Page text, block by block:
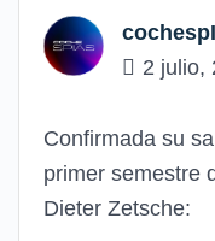
2 julio,
Confirmada su
primer semestre
Dieter Zetsche: